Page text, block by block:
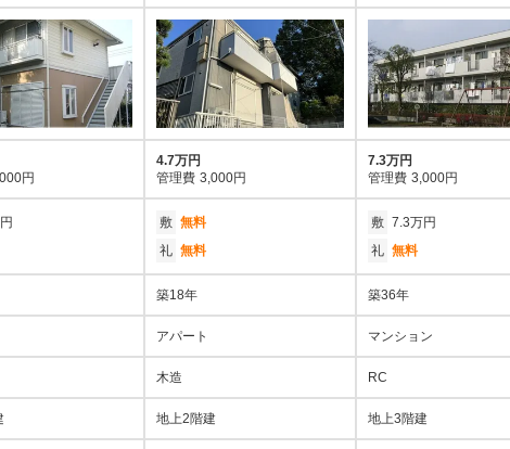
円
4.7万円
管理費 3,000円
7.3万円
管理費 3,000円
敷 無料
礼 無料
敷 7.3万円
礼 無料
築18年 築36年
アパート マンション
木造 RC
地上2階建 地上3階建